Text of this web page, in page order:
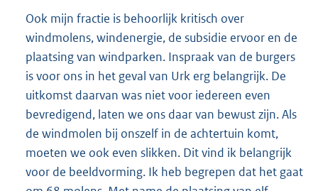
Ook mijn fractie is behoorlijk kritisch over
windmolens, windenergie, de subsidie ervoor en de
plaatsing van windparken. Inspraak van de burgers
is voor ons in het geval van Urk erg belangrijk. De
uitkomst daarvan was niet voor iedereen even
bevredigend, laten we ons daar van bewust zijn. Als
de windmolen bij onszelf in de achtertuin komt,
moeten we ook even slikken. Dit vind ik belangrijk
voor de beeldvorming. Ik heb begrepen dat het gaat